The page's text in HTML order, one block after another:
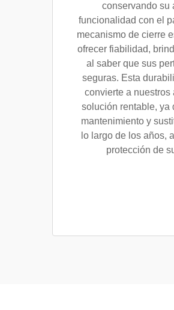
conservando su
funcionalidad con el
mecanismo de cierre
ofrecer fiabilidad,
al saber que sus
seguras. Esta
convierte a nuestros
solución rentable, ya
mantenimiento y
lo largo de los años,
protección de